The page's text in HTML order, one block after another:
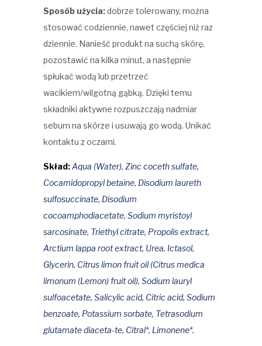
Sposób użycia:dobrze tolerowany, można
stosować codziennie, nawet częściej niż raz
dziennie. Nanieść produkt na suchą skórę,
pozostawić na kilka minut, a następnie
spłukać wodą lub przetrzeć
wacikiem/wilgotną gąbką. Dzięki temu
składniki aktywne rozpuszczają nadmiar
sebum na skórze i usuwają go wodą. Unikać
kontaktu z oczami.
Skład:Aqua (Water), Zinc coceth sulfate,
Cocamidopropyl betaine, Disodium laureth
sulfosuccinate, Disodium
cocoamphodiacetate, Sodium myristoyl
sarcosinate, Triethyl citrate, Propolis extract,
Arctium lappa root extract, Urea, Ictasol,
Glycerin, Citrus limon fruit oil (Citrus medica
limonum (Lemon) fruit oil), Sodium lauryl
sulfoacetate, Salicylic acid, Citric acid, Sodium
benzoate, Potassium sorbate, Tetrasodium
glutamate diaceta-te, Citral*, Limonene*.